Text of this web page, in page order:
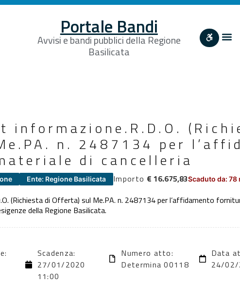
Portale Bandi
Avvisi e bandi pubblici della Regione
Basilicata
informazione.R.D.O.
n. 2487134 per
di cancelleria
Ente: Regione Basilicata Importo € 16.675,83Scaduto da: 78
(Richiesta di Offerta) sul Me.PA. n. 2487134 per l’affidamento
della Regione Basilicata.
Scadenza:
27/01/2020
11:00
Numero atto:
Determina 00118
Data
24/02/